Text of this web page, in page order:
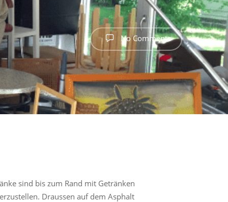
No Comments
sind bis zum Rand mit Getränken
Draussen auf dem Asphalt